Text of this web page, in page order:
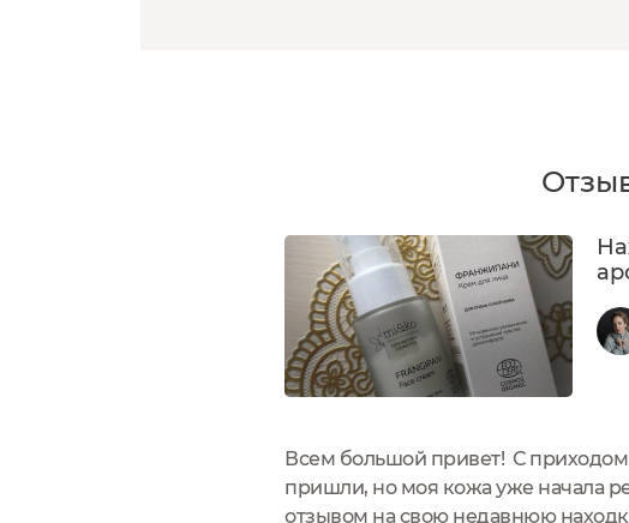
Всем большой привет! С
пришли, но моя кожа уже начала
отзывом на свою недавнюю